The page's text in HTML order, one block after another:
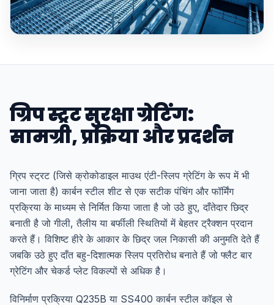
ग्रिप स्ट्रट सुरक्षा ग्रेटिंग:
सामग्री, प्रक्रिया और प्रदर्शन
ग्रिप स्ट्रट (जिसे क्रोकोडाइल माउथ एंटी-स्लिप ग्रेटिंग के रूप में भी
जाना जाता है) कार्बन स्टील शीट से एक सटीक पंचिंग और फॉर्मिंग
प्रक्रिया के माध्यम से निर्मित किया जाता है जो उठे हुए, दाँतेदार छिद्र
बनाती है जो गीली, तैलीय या बर्फीली स्थितियों में बेहतर ट्रैक्शन प्रदान
करते हैं। विशिष्ट हीरे के आकार के छिद्र जल निकासी की अनुमति देते हैं
जबकि उठे हुए दाँत बहु-दिशात्मक स्लिप प्रतिरोध बनाते हैं जो फ्लैट बार
ग्रेटिंग और चेकर्ड प्लेट विकल्पों से अधिक है।
विनिर्माण प्रक्रिया Q235B या SS400 कार्बन स्टील कॉइल से